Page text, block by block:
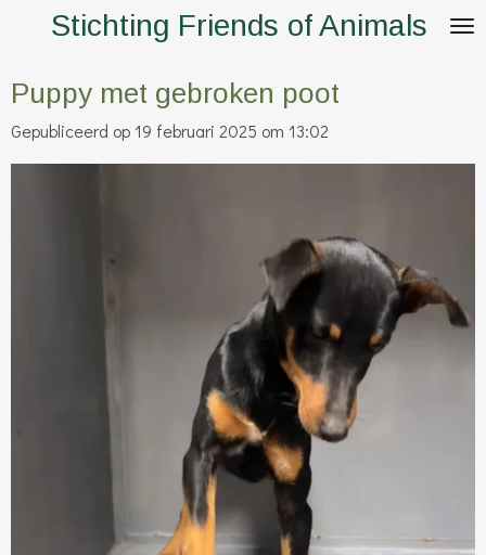
naar
hoofdinhoud
Stichting Friends of Animals
Puppy met gebroken poot
Gepubliceerd op 19 februari 2025 om 13:02